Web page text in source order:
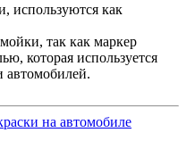
используются как
так как маркер
которая используется
автомобилей.
на автомобиле